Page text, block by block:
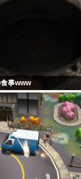
食事www